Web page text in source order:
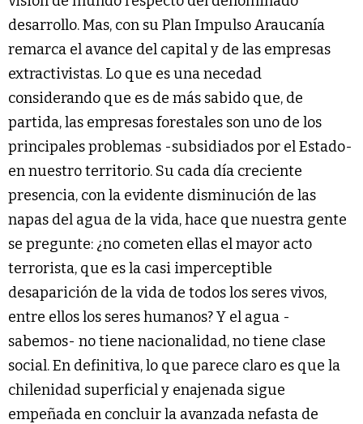
desarrollo. Mas, con su Plan Impulso Araucanía
remarca el avance del capital y de las empresas
extractivistas. Lo que es una necedad
considerando que es de más sabido que, de
partida, las empresas forestales son uno de los
principales problemas -subsidiados por el Estado-
en nuestro territorio. Su cada día creciente
presencia, con la evidente disminución de las
napas del agua de la vida, hace que nuestra gente
se pregunte: ¿no cometen ellas el mayor acto
terrorista, que es la casi imperceptible
desaparición de la vida de todos los seres vivos,
entre ellos los seres humanos? Y el agua -
sabemos- no tiene nacionalidad, no tiene clase
social. En definitiva, lo que parece claro es que la
chilenidad superficial y enajenada sigue
empeñada en concluir la avanzada nefasta de